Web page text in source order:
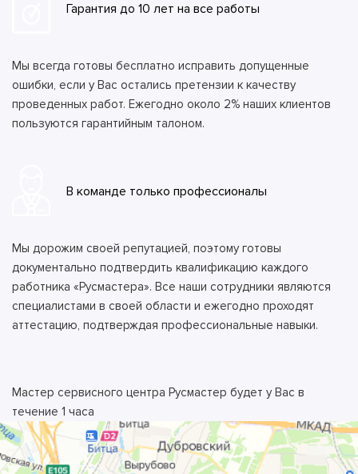
Гарантия до 10 лет на все работы
Мы всегда готовы бесплатно исправить допущенные
ошибки, если у Вас остались претензии к качеству
проведенных работ. Ежегодно около 2% наших клиентов
пользуются гарантийным талоном.
В команде только профессионалы
Мы дорожим своей репутацией, поэтому готовы
документально подтвердить квалификацию каждого
работника «Русмастера». Все наши сотрудники являются
специалистами в своей области и ежегодно проходят
аттестацию, подтверждая профессиональные навыки.
Мастер сервисного центра Русмастер будет у Вас в
течение 1 часа